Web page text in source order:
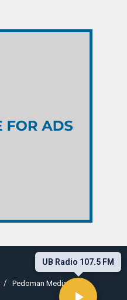
UB Radio 107.5 FM
Pedoman Media Siber